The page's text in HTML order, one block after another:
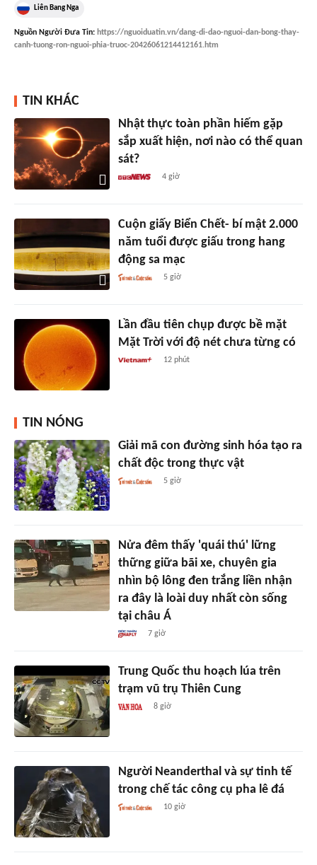
Liên Bang Nga
Nguồn Người Đưa Tin: https://nguoiduatin.vn/dang-di-dao-nguoi-dan-bong-thay-
canh-tuong-ron-nguoi-phia-truoc-20426061214412161.htm
TIN KHÁC
Nhật thực toàn phần hiếm gặp
sắp xuất hiện, nơi nào có thể quan
sát?
4 giờ
Cuộn giấy Biển Chết- bí mật 2.000
năm tuổi được giấu trong hang
động sa mạc
5 giờ
Lần đầu tiên chụp được bề mặt
Mặt Trời với độ nét chưa từng có
12 phút
TIN NÓNG
Giải mã con đường sinh hóa tạo ra
chất độc trong thực vật
5 giờ
Nửa đêm thấy 'quái thú' lững
thững giữa bãi xe, chuyên gia
nhìn bộ lông đen trắng liền nhận
ra đây là loài duy nhất còn sống
tại châu Á
7 giờ
Trung Quốc thu hoạch lúa trên
trạm vũ trụ Thiên Cung
8 giờ
Người Neanderthal và sự tinh tế
trong chế tác công cụ pha lê đá
10 giờ